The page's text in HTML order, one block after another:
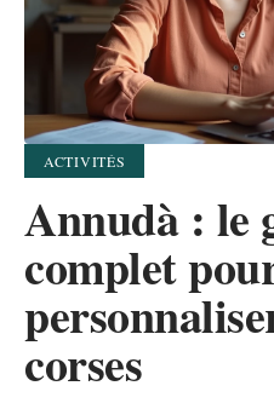
ACTIVITÉS
Annudà : le
complet
corses